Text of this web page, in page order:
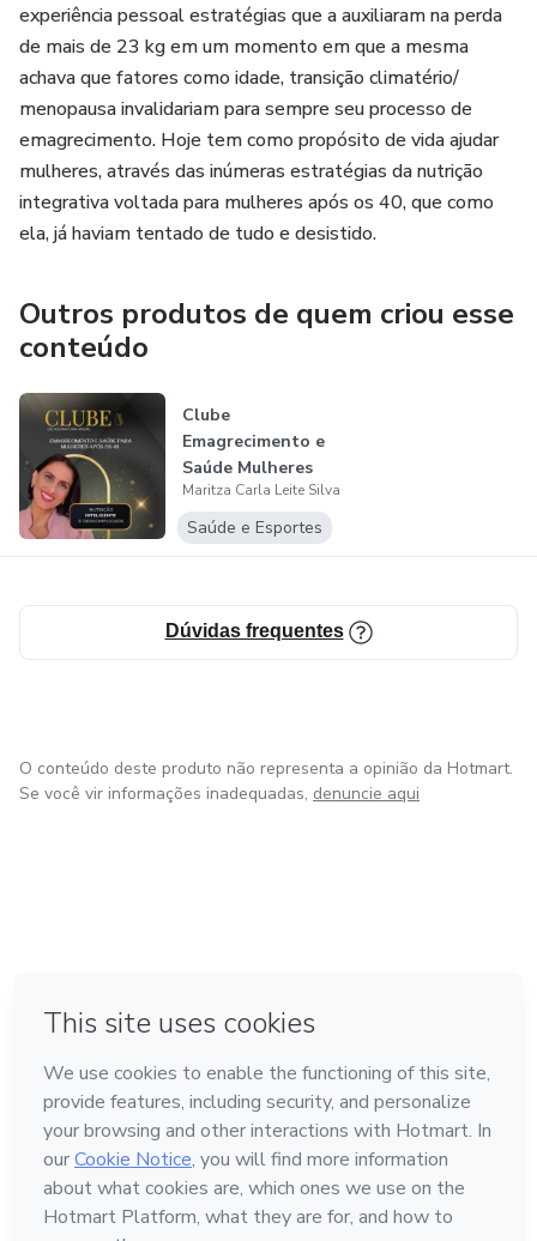
experiência pessoal estratégias que a auxiliaram na perda
de mais de 23 kg em um momento em que a mesma
achava que fatores como idade, transição climatério/
menopausa invalidariam para sempre seu processo de
emagrecimento. Hoje tem como propósito de vida ajudar
mulheres, através das inúmeras estratégias da nutrição
integrativa voltada para mulheres após os 40, que como
ela, já haviam tentado de tudo e desistido.
Outros produtos de quem criou esse
conteúdo
Clube
Emagrecimento e
Saúde Mulheres
após os 40:
Nutrição In...
Maritza Carla Leite Silva
Saúde e Esportes
Dúvidas frequentes
O conteúdo deste produto não representa a opinião da Hotmart.
Se você vir informações inadequadas, denuncie aqui
Feito com ❤ em Bogotá
Conheça a Hotmart
Idioma